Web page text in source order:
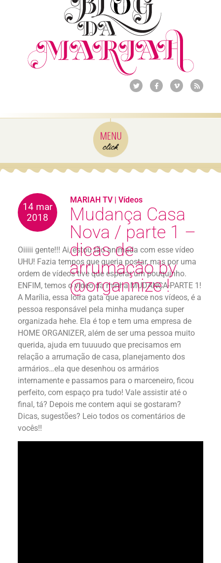
14 mar
2018
MARIAH TV| Vídeos
Mudança Casa
Nova / parte 1 –
dicas de
arrumação by
@organnize !
Oiiiii gente!!! Ai, estou tão animada com esse vídeo
UHU! Fazia tempos que queria postar, mas por uma
ordem de vídeos tive que esperar um pouquinho.
ENFIM, temos o vídeo da minha MUDANÇA-PARTE 1!
A Marília, essa loira gata que aparece nos vídeos, é a
pessoa responsável pela minha mudança super
organizada hehe. Ela é top e tem uma empresa de
HOME ORGANIZER, além de ser uma pessoa muito
querida, ajuda em tuuuudo que precisamos em
relação a arrumação de casa, planejamento dos
armários…ela que desenhou os armários
internamente e passamos para o marceneiro, ficou
perfeito, com espaço pra tudo! Vale assistir até o
final, tá? Depois me contem aqui se gostaram?
Dicas, sugestões? Leio todos os comentários de
vocês!!